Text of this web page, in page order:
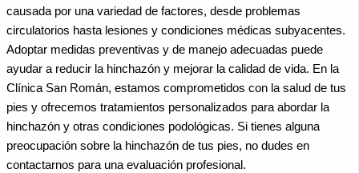
causada por una variedad de factores, desde problemas
circulatorios hasta lesiones y condiciones médicas subyacentes.
Adoptar medidas preventivas y de manejo adecuadas puede
ayudar a reducir la hinchazón y mejorar la calidad de vida. En la
Clínica San Román, estamos comprometidos con la salud de tus
pies y ofrecemos tratamientos personalizados para abordar la
hinchazón y otras condiciones podológicas. Si tienes alguna
preocupación sobre la hinchazón de tus pies, no dudes en
contactarnos para una evaluación profesional.